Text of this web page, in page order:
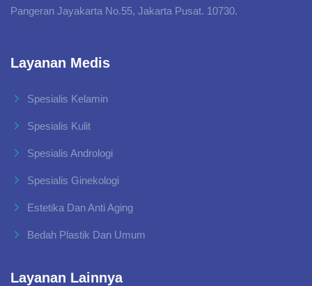
Pangeran Jayakarta No.55, Jakarta Pusat. 10730.
Layanan Medis
Spesialis Kelamin
Spesialis Kulit
Spesialis Andrologi
Spesialis Ginekologi
Estetika Dan Anti Aging
Bedah Plastik Dan Umum
Layanan Lainnya